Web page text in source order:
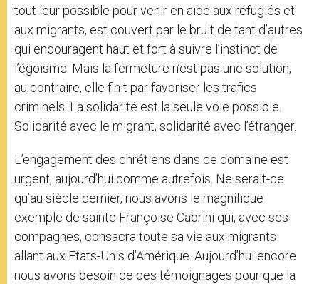
tout leur possible pour venir en aide aux réfugiés et
aux migrants, est couvert par le bruit de tant d’autres
qui encouragent haut et fort à suivre l’instinct de
l’égoïsme. Mais la fermeture n’est pas une solution,
au contraire, elle finit par favoriser les trafics
criminels. La solidarité est la seule voie possible.
Solidarité avec le migrant, solidarité avec l’étranger.
L’engagement des chrétiens dans ce domaine est
urgent, aujourd’hui comme autrefois. Ne serait-ce
qu’au siècle dernier, nous avons le magnifique
exemple de sainte Françoise Cabrini qui, avec ses
compagnes, consacra toute sa vie aux migrants
allant aux Etats-Unis d’Amérique. Aujourd’hui encore
nous avons besoin de ces témoignages pour que la